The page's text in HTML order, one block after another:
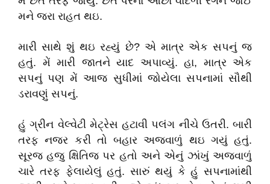
મને જરા રાહત થઇ.
મારી સાથે શું થઇ રહ્યું છે? એ માત્ર એક સપનું જ
હતું. મેં મારી જાતને યાદ અપાવ્યું. હા, માત્ર એક
સપનું પણ મેં આજ સુધીમાં જોયેલા સપનામાં સૌથી
ડરાવણું સપનું.
હું ગ્રીન વેલ્વેટી મેટ્રેસ હટાવી પલંગ નીચે ઉતરી. બારી
તરફ નજર કરી તો બહાર અજવાળું થઇ ગયું હતું.
સૂરજ હજુ ક્ષિતિજ પર હતો અને એનું ઝાંખું અજવાળું
ચારે તરફ ફેલાયેલું હતું. સારું થયું કે હું સપનામાંથી